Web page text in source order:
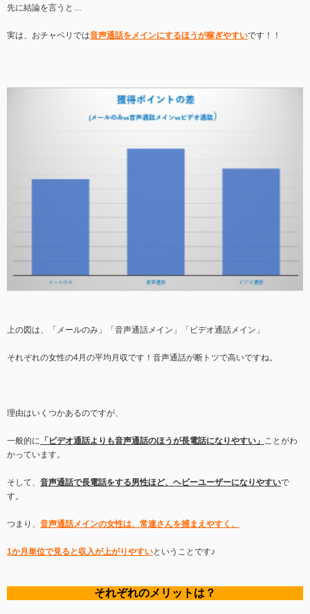
先に結論を言うと…
実は、おチャベリでは音声通話をメインにするほうが稼ぎやすいです！！
上の図は、「メールのみ」「音声通話メイン」「ビデオ通話メイン」
それぞれの女性の4月の平均月収です！音声通話が断トツで高いですね。
理由はいくつかあるのですが、
一般的に 「ビデオ通話よりも音声通話のほうが長電話になりやすい」 ことがわ
かっています。
そして、 音声通話で長電話をする男性ほど、ヘビーユーザーになりやすいで
す。
つまり、 音声通話メインの女性は、常連さんを捕まえやすく、
1か月単位で見ると収入が上がりやすいということです♪
それぞれのメリットは？